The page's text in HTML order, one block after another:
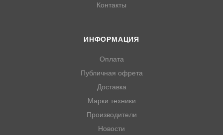
Контакты
ИНФОРМАЦИЯ
Оплата
Публичная офрета
Доставка
Марки техники
Производители
Новости